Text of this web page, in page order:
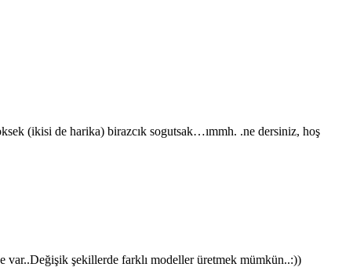
(ikisi de harika) birazcık sogutsak…ımmh. .ne dersiniz, hoş
var..Değişik şekillerde farklı modeller üretmek mümkün..:))